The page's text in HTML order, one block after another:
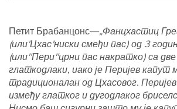
Петит Брабанцонс—„Фанцхастиц
(или'Цхас'ниски смеђи пас) од 3
(или"Пери"црни пас накратко) са две
глаткодлаки, иако је Перијев
традиционалан од Цхасовог.
између глатког и дугодлаког